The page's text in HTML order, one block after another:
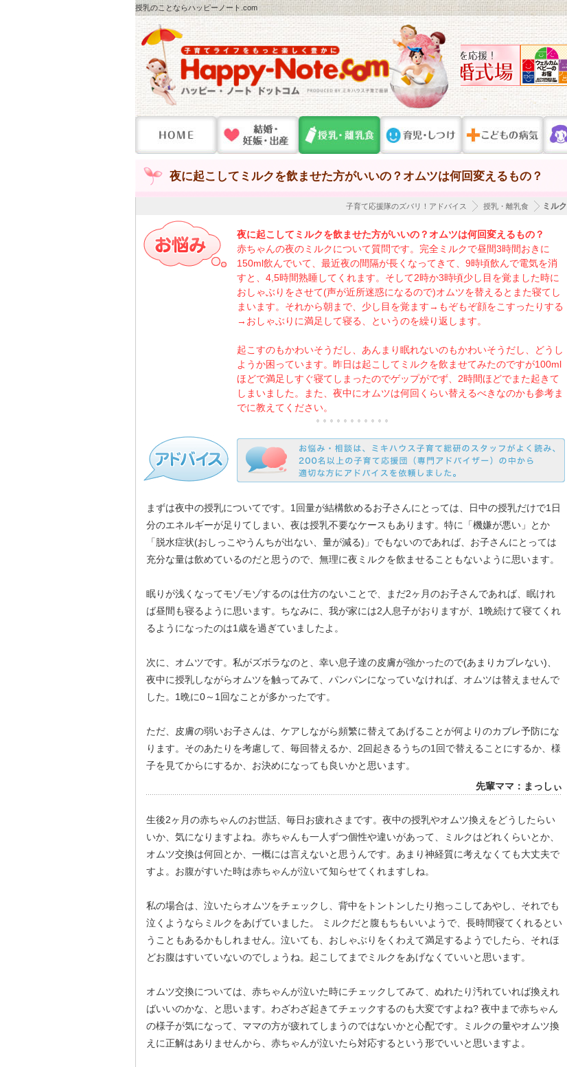
授乳のことならハッピーノート.com
夜に起こしてミルクを飲ませた方がいいの？オムツは何回変えるもの？
ミルク
授乳・離乳食
子育て応援隊のズバリ！アドバイス
夜に起こしてミルクを飲ませた方がいいの？オムツは何回変えるもの？
赤ちゃんの夜のミルクについて質問です。完全ミルクで昼間3時間おきに
150ml飲んでいて、最近夜の間隔が長くなってきて、9時頃飲んで電気を消
すと、4,5時間熟睡してくれます。そして2時か3時頃少し目を覚ました時に
おしゃぶりをさせて(声が近所迷惑になるので)オムツを替えるとまた寝てし
まいます。それから朝まで、少し目を覚ます→もぞもぞ顔をこすったりする
→おしゃぶりに満足して寝る、というのを繰り返します。
起こすのもかわいそうだし、あんまり眠れないのもかわいそうだし、どうし
ようか困っています。昨日は起こしてミルクを飲ませてみたのですが100ml
ほどで満足しすぐ寝てしまったのでゲップがでず、2時間ほどでまた起きて
しまいました。また、夜中にオムツは何回くらい替えるべきなのかも参考ま
でに教えてください。
まずは夜中の授乳についてです。1回量が結構飲めるお子さんにとっては、日中の授乳だけで1日
分のエネルギーが足りてしまい、夜は授乳不要なケースもあります。特に「機嫌が悪い」とか
「脱水症状(おしっこやうんちが出ない、量が減る)」でもないのであれば、お子さんにとっては
充分な量は飲めているのだと思うので、無理に夜ミルクを飲ませることもないように思います。
眠りが浅くなってモゾモゾするのは仕方のないことで、まだ2ヶ月のお子さんであれば、眠けれ
ば昼間も寝るように思います。ちなみに、我が家には2人息子がおりますが、1晩続けて寝てくれ
るようになったのは1歳を過ぎていましたよ。
次に、オムツです。私がズボラなのと、幸い息子達の皮膚が強かったので(あまりカブレない)、
夜中に授乳しながらオムツを触ってみて、パンパンになっていなければ、オムツは替えませんで
した。1晩に0～1回なことが多かったです。
ただ、皮膚の弱いお子さんは、ケアしながら頻繁に替えてあげることが何よりのカブレ予防にな
ります。そのあたりを考慮して、毎回替えるか、2回起きるうちの1回で替えることにするか、様
子を見てからにするか、お決めになっても良いかと思います。
先輩ママ：まっしぃ
生後2ヶ月の赤ちゃんのお世話、毎日お疲れさまです。夜中の授乳やオムツ換えをどうしたらい
いか、気になりますよね。赤ちゃんも一人ずつ個性や違いがあって、ミルクはどれくらいとか、
オムツ交換は何回とか、一概には言えないと思うんです。あまり神経質に考えなくても大丈夫で
すよ。お腹がすいた時は赤ちゃんが泣いて知らせてくれますしね。
私の場合は、泣いたらオムツをチェックし、背中をトントンしたり抱っこしてあやし、それでも
泣くようならミルクをあげていました。 ミルクだと腹もちもいいようで、長時間寝てくれるとい
うこともあるかもしれません。泣いても、おしゃぶりをくわえて満足するようでしたら、それほ
どお腹はすいていないのでしょうね。起こしてまでミルクをあげなくていいと思います。
オムツ交換については、赤ちゃんが泣いた時にチェックしてみて、ぬれたり汚れていれば換えれ
ばいいのかな、と思います。わざわざ起きてチェックするのも大変ですよね? 夜中まで赤ちゃん
の様子が気になって、ママの方が疲れてしまうのではないかと心配です。ミルクの量やオムツ換
えに正解はありませんから、赤ちゃんが泣いたら対応するという形でいいと思いますよ。